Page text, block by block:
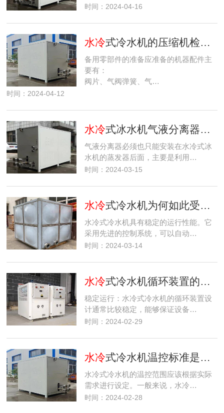
时间：2024-04-16
水冷式冷水机的压缩机检修前的准备工作
备用零部件的准备应准备的机器配件主
要有：
阀片、气阀弹簧、气…
时间：2024-04-12
水冷式冰水机气液分离器的作用是什么？
气液分离器必须也只能安装在水冷式冰
水机的蒸发器后面，主要是利用…
时间：2024-03-15
水冷式冷水机为何如此受欢迎？
水冷式冷水机具有稳定的运行性能。它
采用先进的控制系统，可以自动…
时间：2024-03-14
水冷式冷水机循环装置的特点
稳定运行：水冷式冷水机的循环装置设
计通常比较稳定，能够保证设备…
时间：2024-02-29
水冷式冷水机温控标准是什么?
水冷式冷水机的温控范围应该根据实际
需求进行设定。一般来说，水冷…
时间：2024-02-28